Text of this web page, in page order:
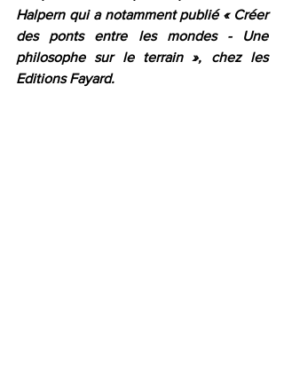
Halpern qui a notamment publié « Créer
des ponts entre les mondes - Une
philosophe sur le terrain », chez les
Editions Fayard.